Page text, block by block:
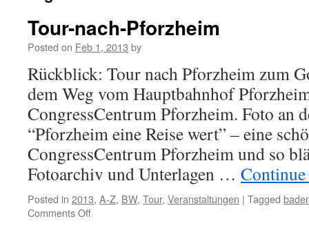
Tour-nach-Pforzheim
Posted on Feb 1, 2013 by
Rückblick: Tour nach Pforzheim zum
dem Weg vom Hauptbahnhof
CongressCentrum Pforzheim. Foto an
“Pforzheim eine Reise wert” – eine
CongressCentrum Pforzheim und so
Fotoarchiv und Unterlagen …
Posted in 2013, A-Z, BW, Tour, Veranstaltungen | Tagged
Comments Off